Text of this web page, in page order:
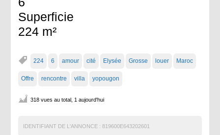
Superficie
224 m²
224 6 amour cité Elysée Grosse louer Maroc
Offre rencontre villa yopougon
318 vues au total, 1 aujourd'hui
IDENTIFIANT DE L'ANNONCE : 819600E643202601